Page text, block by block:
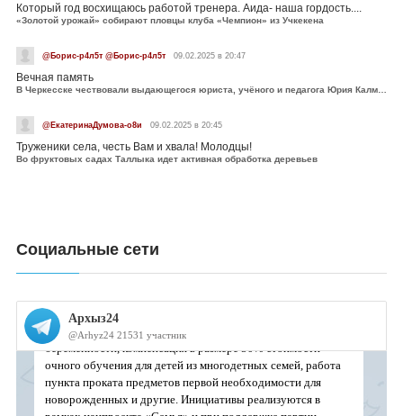
Который год восхищаюсь работой тренера. Аида- наша гордость....
«Золотой урожай» собирают пловцы клуба «Чемпион» из Учкекена
@Борис-р4л5т @Борис-р4л5т 09.02.2025 в 20:47
Вечная память
В Черкесске чествовали выдающегося юриста, учёного и педагога Юрия Калмыкова
@ЕкатеринаДумова-о8и 09.02.2025 в 20:45
Труженики села, честь Вам и хвала! Молодцы!
Во фруктовых садах Таллыка идет активная обработка деревьев
Социальные сети